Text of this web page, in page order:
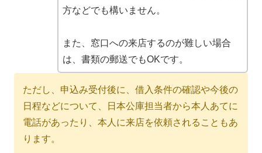
方などでも構いません。
また、窓口への来店するのが難しい場合
は、書類の郵送でもOKです。
ただし、申込み受付後に、借入条件の確認や今後の
日程などについて、日本公庫担当者から本人あてに
電話があったり、本人に来店を依頼されることもあ
ります。